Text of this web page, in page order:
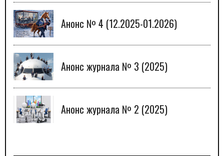
Анонс № 4 (12.2025-01.2026)
Анонс журнала № 3 (2025)
Анонс журнала № 2 (2025)